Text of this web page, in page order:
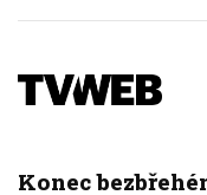
Konec